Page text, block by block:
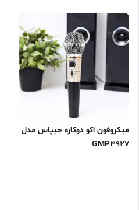
میکروفون اکو دوکاره جیپاس مدل
GMP3927